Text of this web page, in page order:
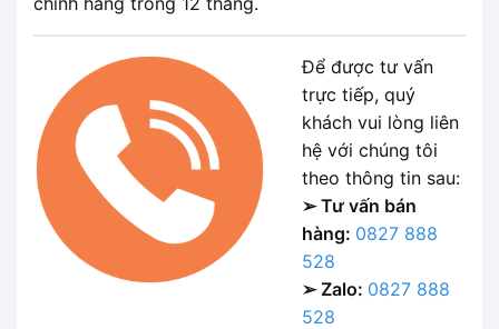
Để được tư vấn
trực tiếp, quý
khách vui lòng liên
hệ với chúng tôi
theo thông tin sau:
➢ Tư vấn bán
hàng: 0827 888
528
➢ Zalo: 0827 888
528